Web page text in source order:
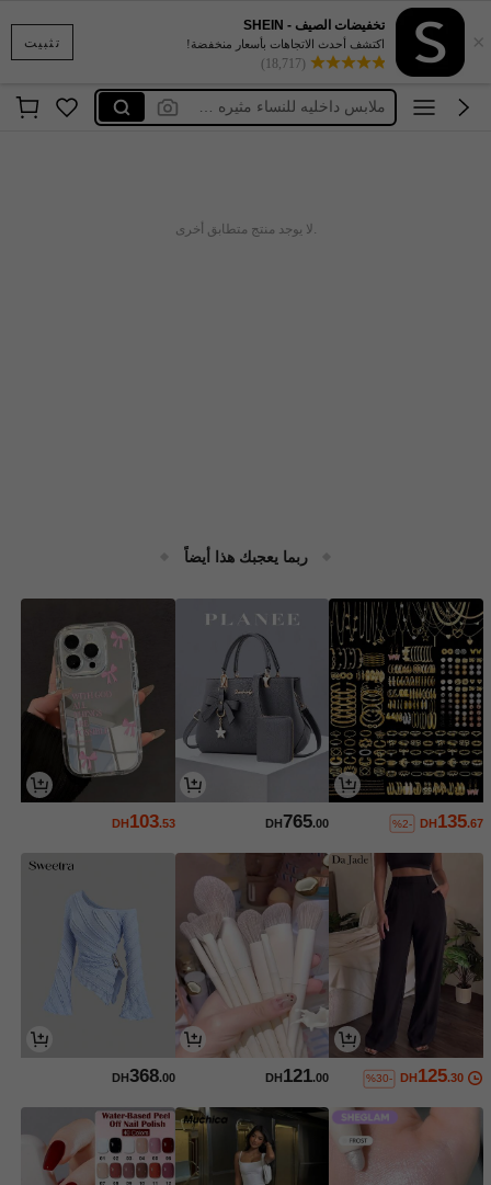
تثبيت ×
تخفيضات الصيف - SHEIN
اكتشف أحدث الاتجاهات بأسعار منخفضة!
(18,717)
فساتين طويلة محتشمة
granola
ملابس داخليه للنساء مثيره 🥵🥵
فساتين محجبات
.لا يوجد منتج متطابق أخرى
ربما يعجبك هذا أيضاً
DH135.67
%2-
DH765.00
DH103.53
DH125.30
%30-
DH121.00
DH368.00